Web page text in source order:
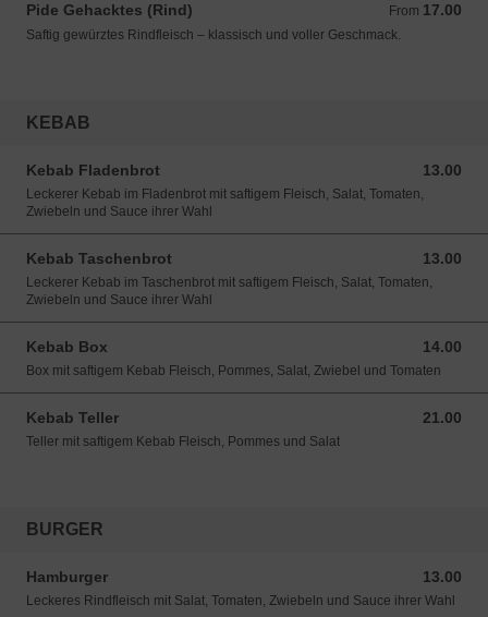
Pide Gehacktes (Rind) From 17.00
From 17.00 CHF
Saftig gewürztes Rindfleisch – klassisch und voller Geschmack.
KEBAB
Kebab Fladenbrot 13.00
13.00 CHF
Leckerer Kebab im Fladenbrot mit saftigem Fleisch, Salat, Tomaten,
Zwiebeln und Sauce ihrer Wahl
Kebab Taschenbrot 13.00
13.00 CHF
Leckerer Kebab im Taschenbrot mit saftigem Fleisch, Salat, Tomaten,
Zwiebeln und Sauce ihrer Wahl
Kebab Box 14.00
14.00 CHF
Box mit saftigem Kebab Fleisch, Pommes, Salat, Zwiebel und Tomaten
Kebab Teller 21.00
21.00 CHF
Teller mit saftigem Kebab Fleisch, Pommes und Salat
BURGER
Hamburger 13.00
13.00 CHF
Leckeres Rindfleisch mit Salat, Tomaten, Zwiebeln und Sauce ihrer Wahl